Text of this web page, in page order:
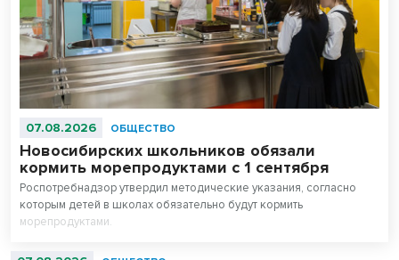
07.08.2026 ОБЩЕСТВО
Новосибирских школьников обязали
кормить морепродуктами с 1 сентября
Роспотребнадзор утвердил методические указания, согласно
которым детей в школах обязательно будут кормить
морепродуктами.